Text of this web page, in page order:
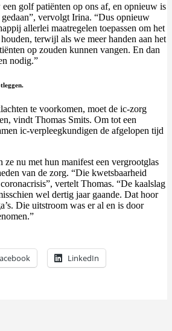
golf patiënten op ons af, en opnieuw is
vervolgt Irina. “Dus opnieuw
allerlei maatregelen toepassen om het
terwijl als we meer handen aan het
op zouden kunnen vangen. En dan
nodig.”
te voorkomen, moet de ic-zorg
vindt Thomas Smits. Om tot een
ic-verpleegkundigen de afgelopen tijd
nu met hun manifest een vergrootglas
van de zorg. “Die kwetsbaarheid
vertelt Thomas. “De kaalslag
wel dertig jaar gaande. Dat hoor
Die uitstroom was er al en is door
LinkedIn